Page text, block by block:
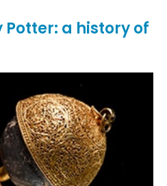
a history of